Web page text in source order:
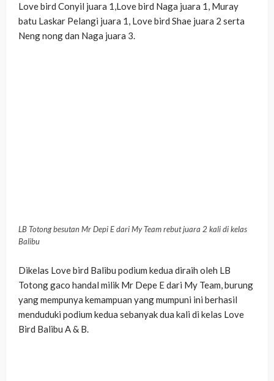
Love bird Conyil juara 1,Love bird Naga juara 1, Muray
batu Laskar Pelangi juara 1, Love bird Shae juara 2 serta
Neng nong dan Naga juara 3.
LB Totong besutan Mr Depi E dari My Team rebut juara 2 kali di kelas
Balibu
Dikelas Love bird Balibu podium kedua diraih oleh LB
Totong gaco handal milik Mr Depe E dari My Team, burung
yang mempunya kemampuan yang mumpuni ini berhasil
menduduki podium kedua sebanyak dua kali di kelas Love
Bird Balibu A & B.